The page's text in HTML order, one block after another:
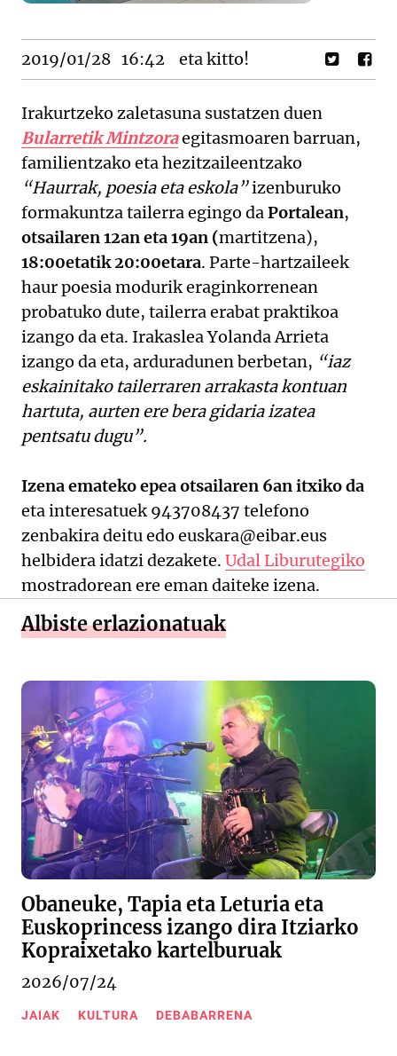
2019/01/28 16:42 eta kitto!
Irakurtzeko zaletasuna sustatzen duen
Bularretik Mintzoraegitasmoaren barruan,
familientzako eta hezitzaileentzako
“Haurrak, poesia eta eskola”izenburuko
formakuntza tailerra egingo daPortalean,
otsailaren 12an eta 19an (martitzena),
18:00etatik 20:00etara. Parte-hartzaileek
haur poesia modurik eraginkorrenean
probatuko dute, tailerra erabat praktikoa
izango da eta. Irakaslea Yolanda Arrieta
izango da eta, arduradunen berbetan, “iaz
eskainitako tailerraren arrakasta kontuan
hartuta, aurten ere bera gidaria izatea
pentsatu dugu”.
Izena emateko epea otsailaren 6an itxiko da
eta interesatuek 943708437 telefono
zenbakira deitu edo euskara@eibar.eus
helbidera idatzi dezakete. Udal Liburutegiko
mostradorean ere eman daiteke izena.
Albiste erlazionatuak
Obaneuke, Tapia eta Leturia eta
Euskoprincess izango dira Itziarko
Kopraixetako kartelburuak
2026/07/24
JAIAK KULTURA DEBABARRENA